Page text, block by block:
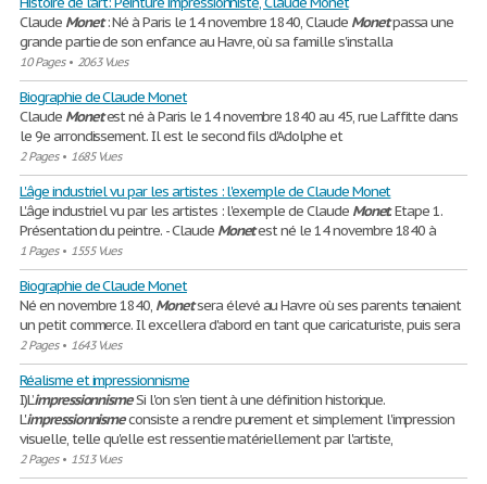
Claude Monet: Né à Paris le 14 novembre 1840, Claude Monetpassa une
grande partie de son enfance au Havre, où sa famille s'installa
10 Pages• 2063 Vues
Biographie de Claude Monet
Claude Monetest né à Paris le 14 novembre 1840 au 45, rue Laffitte dans
le 9e arrondissement. Il est le second fils d'Adolphe et
2 Pages• 1685 Vues
L'âge industriel vu par les artistes : l'exemple de Claude Monet
L'âge industriel vu par les artistes : l'exemple de Claude Monet. Etape 1.
Présentation du peintre. - Claude Monetest né le 14 novembre 1840 à
1 Pages• 1555 Vues
Biographie de Claude Monet
Né en novembre 1840, Monetsera élevé au Havre où ses parents tenaient
un petit commerce. Il excellera d'abord en tant que caricaturiste, puis sera
2 Pages• 1643 Vues
Réalisme et impressionnisme
I)L’impressionnismeSi l'on s'en tient à une définition historique.
L'impressionnismeconsiste a rendre purement et simplement l'impression
visuelle, telle qu'elle est ressentie matériellement par l'artiste,
2 Pages• 1513 Vues